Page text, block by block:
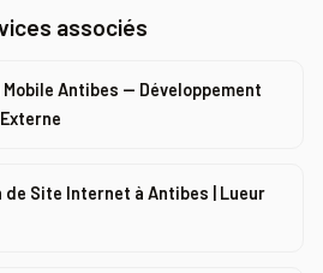
associés
Antibes — Développement
de Site Internet à Antibes | Lueur